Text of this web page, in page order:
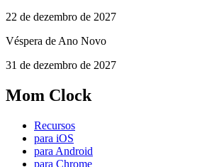
22 de dezembro de 2027
Véspera de Ano Novo
31 de dezembro de 2027
Mom Clock
Recursos
para iOS
para Android
para Chrome